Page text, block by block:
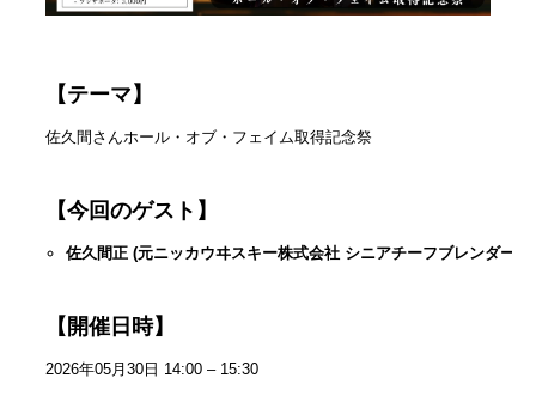
【テーマ】
佐久間さんホール・オブ・フェイム取得記念祭
【今回のゲスト】
佐久間正 (元ニッカウヰスキー株式会社 シニアチーフブレンダー)
【開催日時】
2026年05月30日 14:00 – 15:30